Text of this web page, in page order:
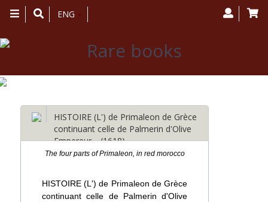
Toggle
navigation
ENG
HISTOIRE (L') de Primaleon de Grèce
continuant celle de Palmerin d'Olive
Empereur… (1618)
The four parts of Primaleon, in red morocco
HISTOIRE (L') de Primaleon de Grèce
continuant celle de Palmerin d'Olive